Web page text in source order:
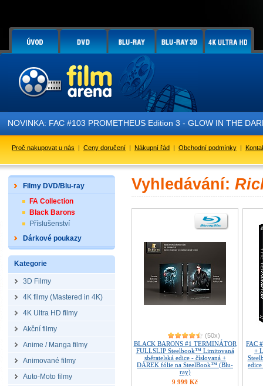
NOVINKA: FAC #103 PROMETHEUS Edition 3 - GLOW IN THE
Proč nakupovat u nás | Ceny doručení | Nákupní řád | Obchodní podmínky |
Filmy DVD/Blu-ray
FA Collection
Black Barons
Příslušenství
Dárkové poukazy
Kategorie
3D Filmy
4K filmy (Mastered in 4K)
4K Ultra HD filmy
Akční filmy
Anime / Manga filmy
Animované filmy
Auto-Moto filmy
Vyhledávání:
(50x)
BLACK BARONS #1 TERMINÁTOR
FULLSLIP Steelbook™ Limitovaná
sběratelská edice - číslovaná +
DÁREK fólie na SteelBook™ (Blu-
ray)
9 999 Kč
FAC
+